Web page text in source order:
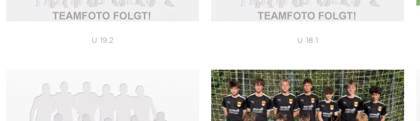
U 19.2 U 18.1